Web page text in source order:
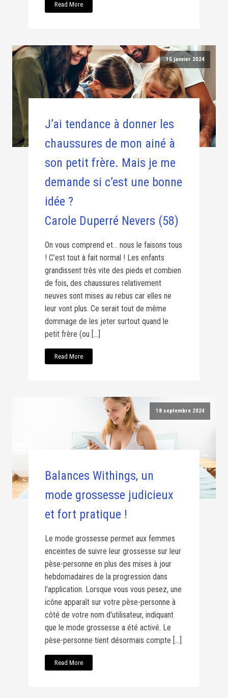
Read More
15 janvier 2024
J’ai tendance à donner les
chaussures de mon ainé à
son petit frère. Mais je me
demande si c’est une bonne
idée ?
Carole Duperré Nevers (58)
On vous comprend et… nous le faisons tous
! C’est tout à fait normal ! Les enfants
grandissent très vite des pieds et combien
de fois, des chaussures relativement
neuves sont mises au rebus car elles ne
leur vont plus. Ce serait tout de même
dommage de les jeter surtout quand le
petit frère (ou […]
Read More
18 septembre 2024
Balances Withings, un
mode grossesse judicieux
et fort pratique !
Le mode grossesse permet aux femmes
enceintes de suivre leur grossesse sur leur
pèse-personne en plus des mises à jour
hebdomadaires de la progression dans
l'application. Lorsque vous vous pesez, une
icône apparaît sur votre pèse-personne à
côté de votre nom d'utilisateur, indiquant
que le mode grossesse a été activé. Le
pèse-personne tient désormais compte […]
Read More